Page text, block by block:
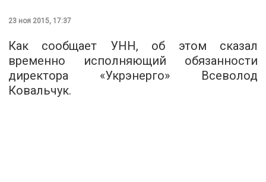
23 ноя 2015, 17:37
Как сообщает УНН, об этом сказал
временно исполняющий обязанности
директора «Укрэнерго» Всеволод
Ковальчук.